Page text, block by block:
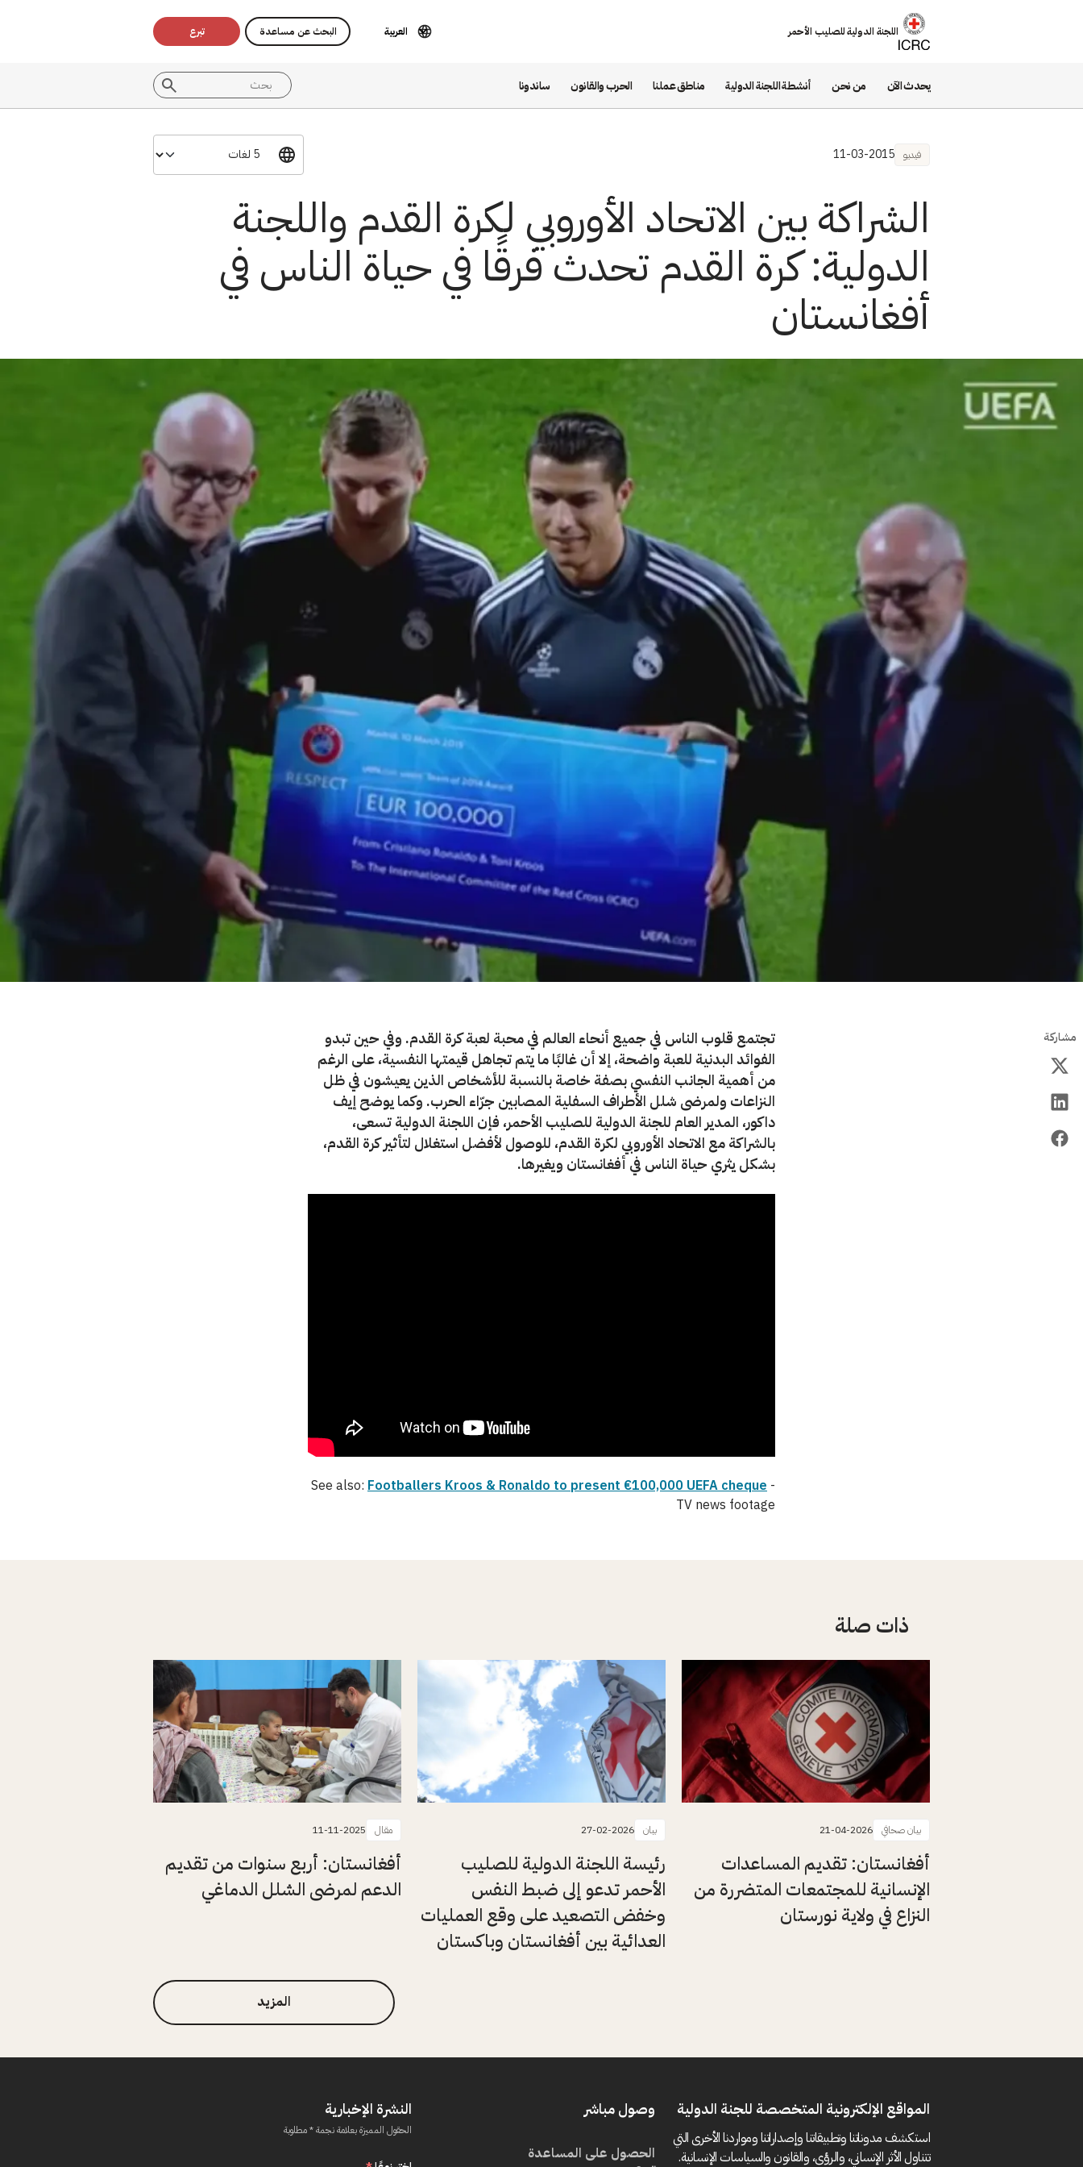
اللجنة الدولية للصليب الأحمر العربية البحث عن مساعدة تبرع
يحدث الآن من نحن أنشطة اللجنة الدولية مناطق عملنا الحرب والقانون ساندونا
فيديو 11-03-2015
الشراكة بين الاتحاد الأوروبي لكرة القدم واللجنة
الدولية: كرة القدم تحدث فرقًا في حياة الناس في
أفغانستان
مشاركة
تجتمع قلوب الناس في جميع أنحاء العالم في محبة لعبة كرة القدم. وفي حين تبدو
الفوائد البدنية للعبة واضحة، إلا أن غالبًا ما يتم تجاهل قيمتها النفسية، على الرغم
من أهمية الجانب النفسي بصفة خاصة بالنسبة للأشخاص الذين يعيشون في ظل
النزاعات ولمرضى شلل الأطراف السفلية المصابين جرّاء الحرب. وكما يوضح إيف
داكور، المدير العام للجنة الدولية للصليب الأحمر، فإن اللجنة الدولية تسعى،
بالشراكة مع الاتحاد الأوروبي لكرة القدم، للوصول لأفضل استغلال لتأثير كرة القدم،
بشكل يثري حياة الناس في أفغانستان ويغيرها.
See also: Footballers Kroos & Ronaldo to present €100,000 UEFA cheque -
TV news footage
ذات صلة
بيان صحافي 21-04-2026
أفغانستان: تقديم المساعدات
الإنسانية للمجتمعات المتضررة من
النزاع في ولاية نورستان
بيان 27-02-2026
رئيسة اللجنة الدولية للصليب
الأحمر تدعو إلى ضبط النفس
وخفض التصعيد على وقع العمليات
العدائية بين أفغانستان وباكستان
مقال 11-11-2025
أفغانستان: أربع سنوات من تقديم
الدعم لمرضى الشلل الدماغي
المزيد
المواقع الإلكترونية المتخصصة للجنة الدولية
استكشف مدوناتنا وتطبيقاتنا وإصداراتنا ومواردنا الأخرى التي
تتناول الأثر الإنساني، والرؤى، والقانون والسياسات الإنسانية.
وصول مباشر
الحصول على المساعدة
النشرة الإخبارية
الحقول المميزة بعلامة نجمة * مطلوبة